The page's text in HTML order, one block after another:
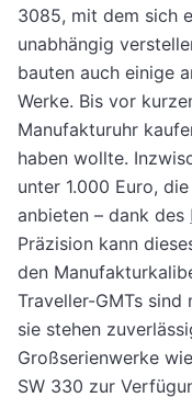
3085, mit dem sich
unabhängig
bauten auch einige
Werke. Bis vor
Manufakturuhr
haben wollte.
unter 1.000 Euro,
anbieten – dank des
Präzision kann
den
Traveller-GMTs sind
sie stehen
Großserienwerke
SW 330 zur